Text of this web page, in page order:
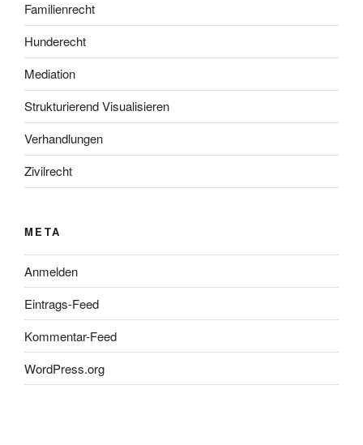
Familienrecht
Hunderecht
Mediation
Strukturierend Visualisieren
Verhandlungen
Zivilrecht
META
Anmelden
Eintrags-Feed
Kommentar-Feed
WordPress.org